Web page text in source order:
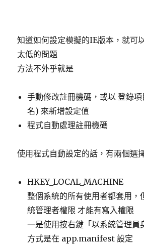
知道如何設定模擬的IE版本，就可
太低的問題
方法不外乎就是
手動修改註冊機碼，或以 登錄
名) 來新增設定值
程式自動處理註冊機碼
使用程式自動設定的話，有兩個選
HKEY_LOCAL_MACHINE
整個系統的所有使用者都套用，
統管理者權限 才能有寫入權限
一是使用按右鍵「以系統管理員
方式是在 app.manifest 設定